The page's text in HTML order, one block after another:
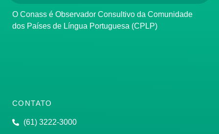
O Conass é Observador Consultivo da Comunidade
dos Países de Língua Portuguesa (CPLP)
CONTATO
(61) 3222-3000